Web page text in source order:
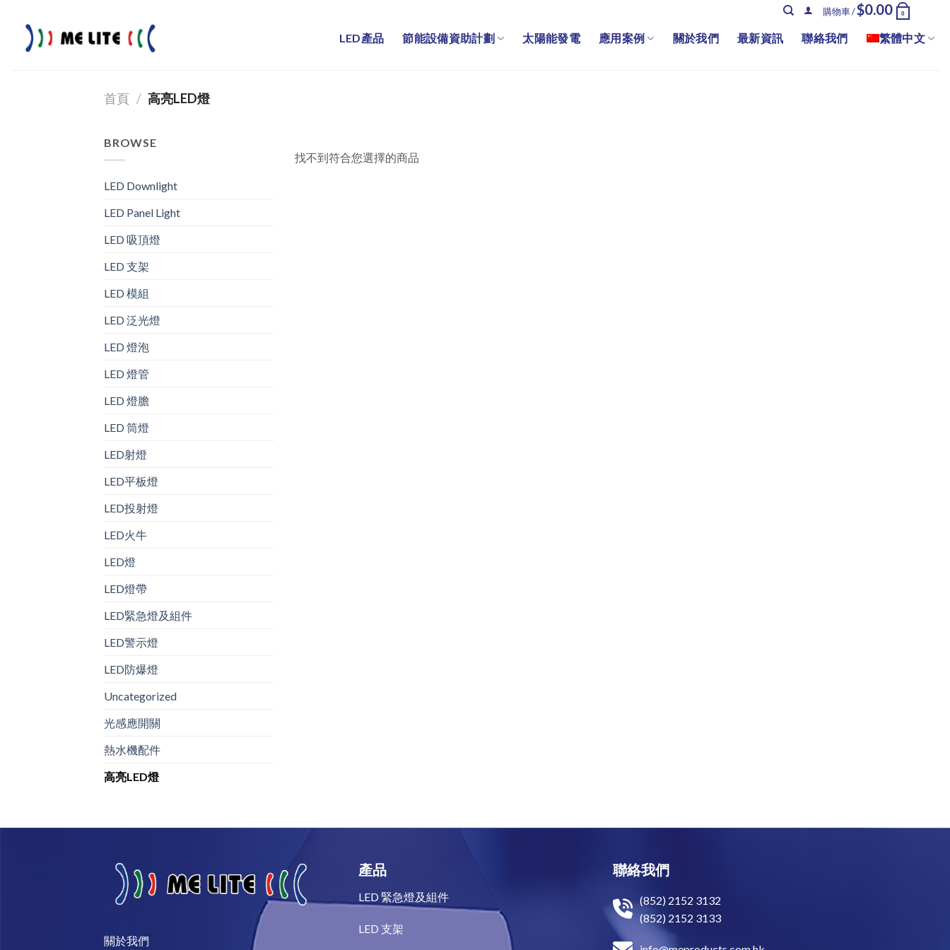
content
購物車 /$0.00 0
LED產品 節能設備資助計劃 太陽能發電 應用案例 關於我們 最新資訊 聯絡我們 繁體中文
首頁 / 高亮LED燈
BROWSE
LED Downlight
LED Panel Light
LED 吸頂燈
LED 支架
LED 模組
LED 泛光燈
LED 燈泡
LED 燈管
LED 燈膽
LED 筒燈
LED射燈
LED平板燈
LED投射燈
LED火牛
LED燈
LED燈帶
LED緊急燈及組件
LED警示燈
LED防爆燈
Uncategorized
光感應開關
熱水機配件
高亮LED燈
找不到符合您選擇的商品
關於我們​
產品
LED 緊急燈及組件
LED 支架
聯絡我們
(852) 2152 3132
(852) 2152 3133